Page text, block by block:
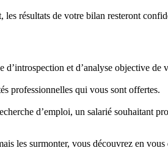
résultats de votre bilan resteront
et d’analyse objective de
professionnelles qui vous sont offertes.
d’emploi, un salarié souhaitant
les surmonter, vous découvrez en